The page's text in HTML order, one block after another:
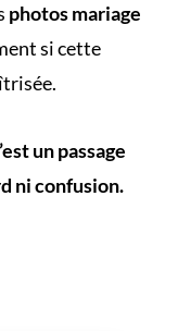
photos mariage
si cette
un passage
ni confusion.